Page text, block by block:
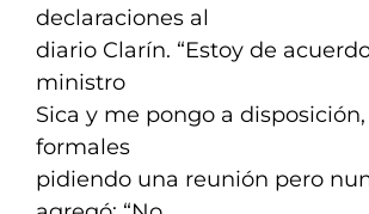
declaraciones al
diario Clarín. “Estoy de
ministro
Sica y me pongo a
formales
pidiendo una reunión pero